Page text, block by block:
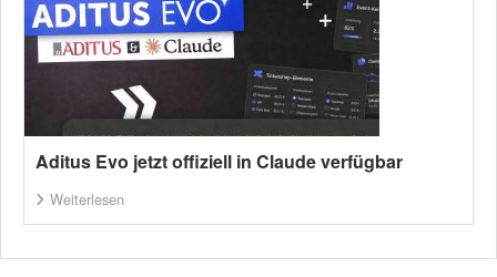
Aditus Evo jetzt offiziell in Claude verfügbar
Weiterlesen